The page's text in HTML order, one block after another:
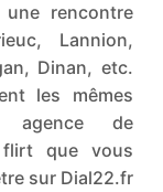
rencontre
Lannion,
Dinan, etc.
les mêmes
agence de
flirt que vous
sur Dial22.fr